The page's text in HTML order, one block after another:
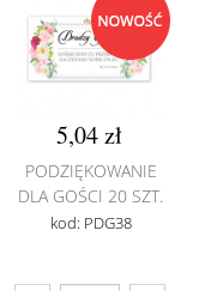
5,04 zł
PODZIĘKOWANIE
DLA GOŚCI 20 SZT.
kod: PDG38